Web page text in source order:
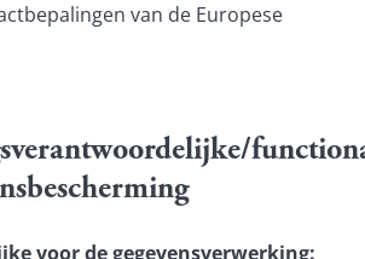
van de Europese
voor de gegevensverwerking: